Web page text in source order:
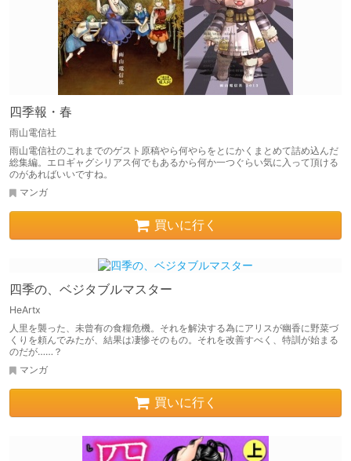
四季報・春
雨山電信社
雨山電信社のこれまでのゲスト原稿やら何やらをとにかくまとめて詰め込んだ
総集編。エロギャグシリアス何でもあるから何か一つぐらい気に入って頂ける
のがあればいいですね。
マンガ
買いに行く
四季の、ベジタブルマスター
HeArtx
人里を襲った、未曾有の食糧危機。それを解決する為にアリスが幽香に野菜づ
くりを頼んでみたが、結果は凄惨そのもの。それを改善すべく、特訓が始まる
のだが……？
マンガ
買いに行く